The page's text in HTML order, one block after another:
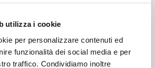
utilizza i cookie
per personalizzare contenuti ed
funzionalità dei social media e per
traffico. Condividiamo inoltre